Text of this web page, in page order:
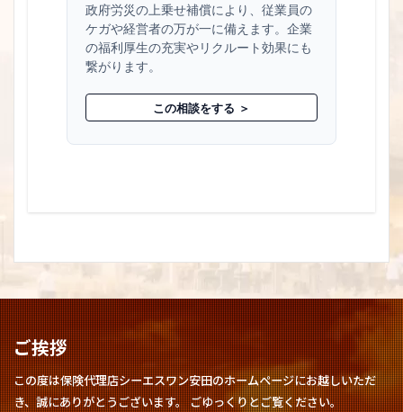
政府労災の上乗せ補償により、従業員の
ケガや経営者の万が一に備えます。企業
の福利厚生の充実やリクルート効果にも
繋がります。
この相談をする ＞
ご挨拶
この度は保険代理店シーエスワン安田のホームページにお越しいただ
き、誠にありがとうございます。 ごゆっくりとご覧ください。